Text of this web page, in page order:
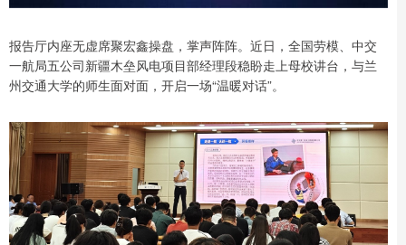
报告厅内座无虚席聚宏鑫操盘，掌声阵阵。近日，全国劳模、中交
一航局五公司新疆木垒风电项目部经理段稳盼走上母校讲台，与兰
州交通大学的师生面对面，开启一场“温暖对话”。